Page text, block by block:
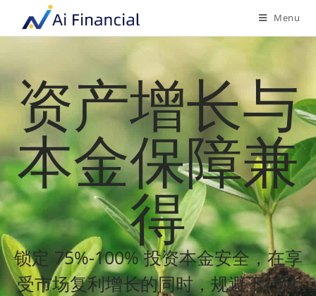
Menu
资产增长与
本金保障兼
得
锁定 75%-100% 投资本金安全，在享
受市场复利增长的同时，规避下行风